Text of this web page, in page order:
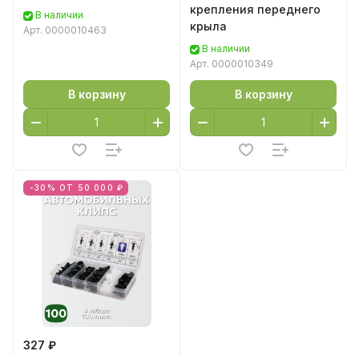
В наличии
Арт. 0000010463
В корзину
крепления переднего
крыла
В наличии
Арт. 0000010349
В корзину
-30% ОТ 50 000 ₽
327 ₽